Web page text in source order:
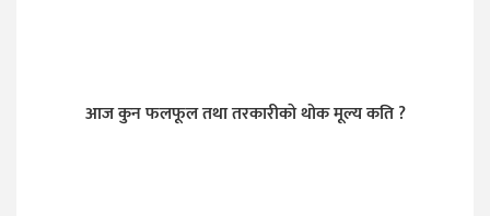
आज कुन फलफूल तथा तरकारीकाे थोक मूल्य कति ?